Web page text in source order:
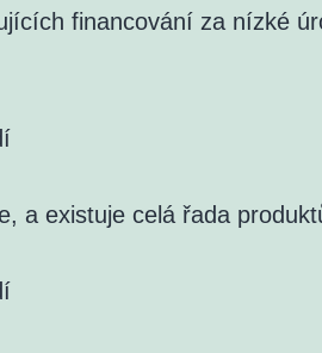
financování za nízké
a existuje celá řada